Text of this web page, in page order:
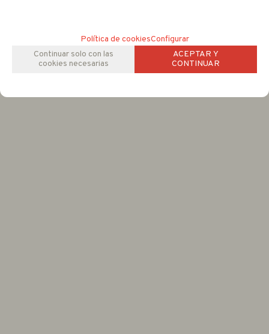
Política de cookiesConfigurar
Continuar solo con las
cookies necesarias
ACEPTAR Y
CONTINUAR